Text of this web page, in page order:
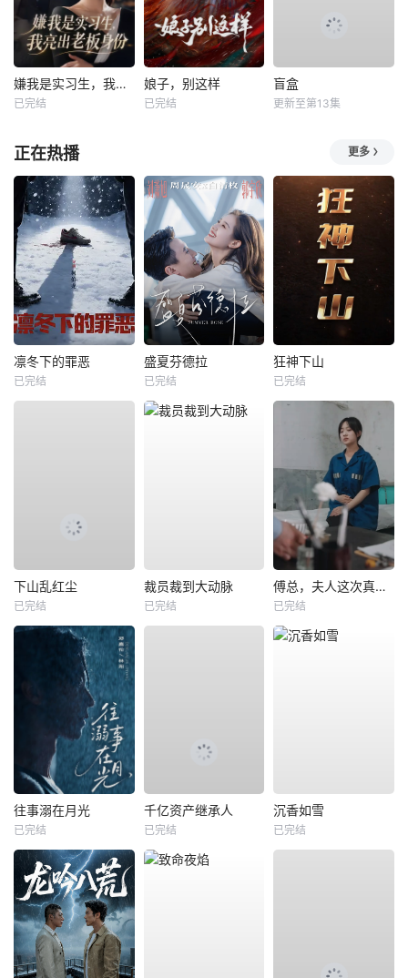
嫌我是实习生，我亮出老板身份
已完结
娘子，别这样
已完结
盲盒
更新至第13集
正在热播 更多
凛冬下的罪恶
已完结
盛夏芬德拉
已完结
狂神下山
已完结
下山乱红尘
已完结
裁员裁到大动脉
已完结
傅总，夫人这次真的死了
已完结
往事溺在月光
已完结
千亿资产继承人
已完结
沉香如雪
已完结